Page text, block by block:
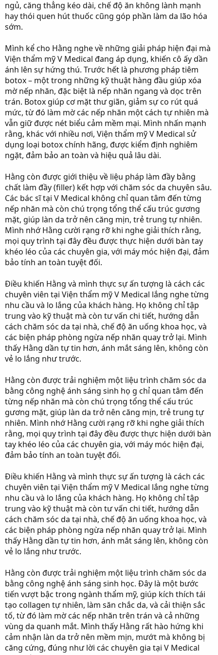
ngủ, căng thẳng kéo dài, chế độ ăn không lành mạnh
hay thói quen hút thuốc cũng góp phần làm da lão hóa
sớm.
Mình kể cho Hằng nghe về những giải pháp hiện đại mà
Viện thẩm mỹ V Medical đang áp dụng, khiến cô ấy dần
ánh lên sự hứng thú. Trước hết là phương pháp tiêm
botox – một trong những kỹ thuật hàng đầu giúp xóa
mờ nếp nhăn, đặc biệt là nếp nhăn ngang và dọc trên
trán. Botox giúp cơ mặt thư giãn, giảm sự co rút quá
mức, từ đó làm mờ các nếp nhăn một cách tự nhiên mà
vẫn giữ được nét biểu cảm mềm mại. Mình nhấn mạnh
rằng, khác với nhiều nơi, Viện thẩm mỹ V Medical sử
dụng loại botox chính hãng, được kiểm định nghiêm
ngặt, đảm bảo an toàn và hiệu quả lâu dài.
Hằng còn được giới thiệu về liệu pháp làm đầy bằng
chất làm đầy (filler) kết hợp với chăm sóc da chuyên sâu.
Các bác sĩ tại V Medical không chỉ quan tâm đến từng
nếp nhăn mà còn chú trọng tổng thể cấu trúc gương
mặt, giúp làn da trở nên căng mịn, trẻ trung tự nhiên.
Mình nhớ Hằng cười rạng rỡ khi nghe giải thích rằng,
mọi quy trình tại đây đều được thực hiện dưới bàn tay
khéo léo của các chuyên gia, với máy móc hiện đại, đảm
bảo tính an toàn tuyệt đối.
Điều khiến Hằng và mình thực sự ấn tượng là cách các
chuyên viên tại Viện thẩm mỹ V Medical lắng nghe từng
nhu cầu và lo lắng của khách hàng. Họ không chỉ tập
trung vào kỹ thuật mà còn tư vấn chi tiết, hướng dẫn
cách chăm sóc da tại nhà, chế độ ăn uống khoa học, và
các biện pháp phòng ngừa nếp nhăn quay trở lại. Mình
thấy Hằng dần tự tin hơn, ánh mắt sáng lên, không còn
vẻ lo lắng như trước.
Hằng còn được trải nghiệm một liệu trình chăm sóc da
bằng công nghệ ánh sáng sinh họ g chỉ quan tâm đến
từng nếp nhăn mà còn chú trọng tổng thể cấu trúc
gương mặt, giúp làn da trở nên căng mịn, trẻ trung tự
nhiên. Mình nhớ Hằng cười rạng rỡ khi nghe giải thích
rằng, mọi quy trình tại đây đều được thực hiện dưới bàn
tay khéo léo của các chuyên gia, với máy móc hiện đại,
đảm bảo tính an toàn tuyệt đối.
Điều khiến Hằng và mình thực sự ấn tượng là cách các
chuyên viên tại Viện thẩm mỹ V Medical lắng nghe từng
nhu cầu và lo lắng của khách hàng. Họ không chỉ tập
trung vào kỹ thuật mà còn tư vấn chi tiết, hướng dẫn
cách chăm sóc da tại nhà, chế độ ăn uống khoa học, và
các biện pháp phòng ngừa nếp nhăn quay trở lại. Mình
thấy Hằng dần tự tin hơn, ánh mắt sáng lên, không còn
vẻ lo lắng như trước.
Hằng còn được trải nghiệm một liệu trình chăm sóc da
bằng công nghệ ánh sáng sinh học. Đây là một bước
tiến vượt bậc trong ngành thẩm mỹ, giúp kích thích tái
tạo collagen tự nhiên, làm săn chắc da, và cải thiện sắc
tố, từ đó làm mờ các nếp nhăn trên trán và cả những
vùng da quanh mắt. Mình thấy Hằng rất hào hứng khi
cảm nhận làn da trở nên mềm mịn, mướt mà không bị
căng cứng, đúng như lời các chuyên gia tại V Medical